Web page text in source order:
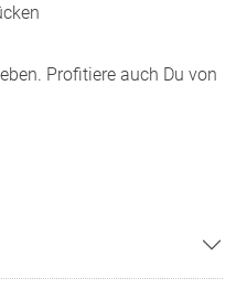
Profitiere auch Du von